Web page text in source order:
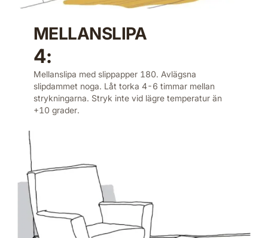
MELLANSLIPA
4:
Mellanslipa med slippapper 180. Avlägsna
slipdammet noga. Låt torka 4-6 timmar mellan
strykningarna. Stryk inte vid lägre temperatur än
+10 grader.